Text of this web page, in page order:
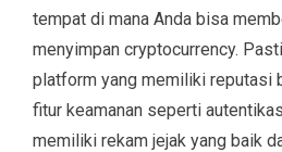
tempat di mana Anda bisa
menyimpan cryptocurrency.
platform yang memiliki reputasi
fitur keamanan seperti
memiliki rekam jejak yang baik